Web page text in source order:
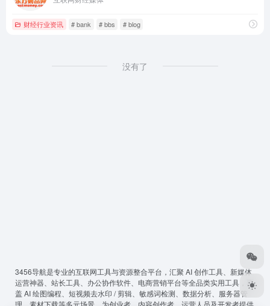
财经行业资讯 # bank # bbs # blog
没有了
3456导航是专业的互联网工具与资源整合平台，汇聚 AI 创作工具、新媒体
运营神器、站长工具、办公协作软件、电商营销平台等全品类实用工具，覆
盖 AI 绘图编程、短视频去水印 / 剪辑、敏感词检测、数据分析、服务器管
理、素材下载等多元场景，为创业者、内容创作者、运营人员及开发者提供